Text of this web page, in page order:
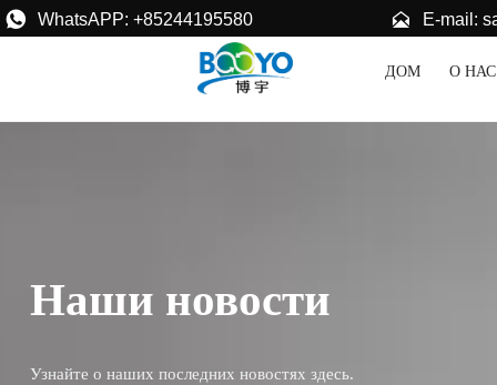
 WhatsAPP: +85244195580  E-mail:
ДОМ О НАС
Наши новости
Узнайте о наших последних новостях здесь.